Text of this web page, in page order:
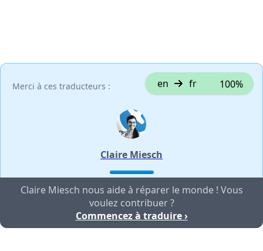
Merci à ces traducteurs : en fr 100%
Claire Miesch
Claire Miesch nous aide à réparer le monde ! Vous
voulez contribuer ?
Commencez à traduire ›